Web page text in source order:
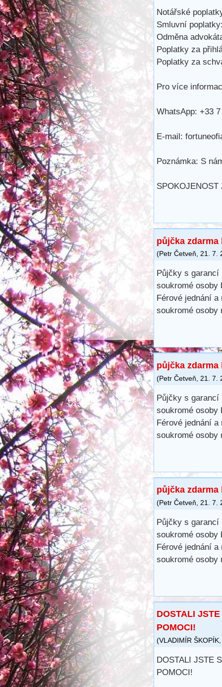
Notářské
Smluvní
Odměna
Poplatky za
Poplatky za
Pro více
WhatsApp: +33
E-mail:
Poznámka: S
půjčka
(Petr Četveň, 21. 7.
Půjčky s garancí
soukromé osoby
Férové ​​jednání
soukromé osoby
půjčka
(Petr Četveň 21. 7.
Půjčky s garancí
soukromé osoby
Férové ​​jednání
soukromé osoby
půjčka
(Petr Četveň 21. 7.
Půjčky s garancí
soukromé osoby
Férové ​​jednání
soukromé osoby
DOSTALI
POMOCI!
(VLADIMÍR ŠKOPÍK
DOSTALI JSTE
POMOCI!